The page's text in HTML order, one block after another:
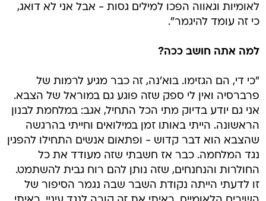
לאומיות וגאווה הפכו למילים גסות - אבל אני לא דואג,
כי זה עומד להיגמר".
למה אתה חושב ככה?
"כי די, הם הגזימו. בוא'נה, זה כבר מגיע לרמות של
פרברסיה ואין לי ספק שזה פוגע גם במוראל של הצבא.
אני גם יודע בדיוק מתי הכל התחיל, אגב: במלחמת לבנון
הראשונה. הייתי באותו זמן במילואים וחייתי בהרגשה
שהצבא הוא דבר קדוש - ופתאום אנשים התחילו להפגין
נגד המלחמה. כבר אז חשבתי שזה מעודד את כל
החולרות והנחנחים, שזה נותן להם רוח גבית להשתמט.
זו לדעתי הייתה נקודת השבר שבה נגמר הסיפור של